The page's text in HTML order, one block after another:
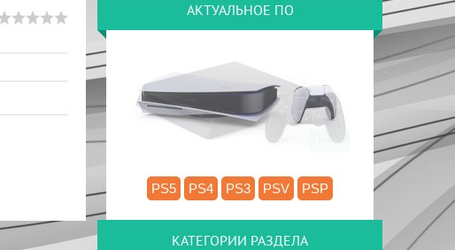
АКТУАЛЬНОЕ ПО
PS5 PS4 PS3 PSV PSP
КАТЕГОРИИ РАЗДЕЛА